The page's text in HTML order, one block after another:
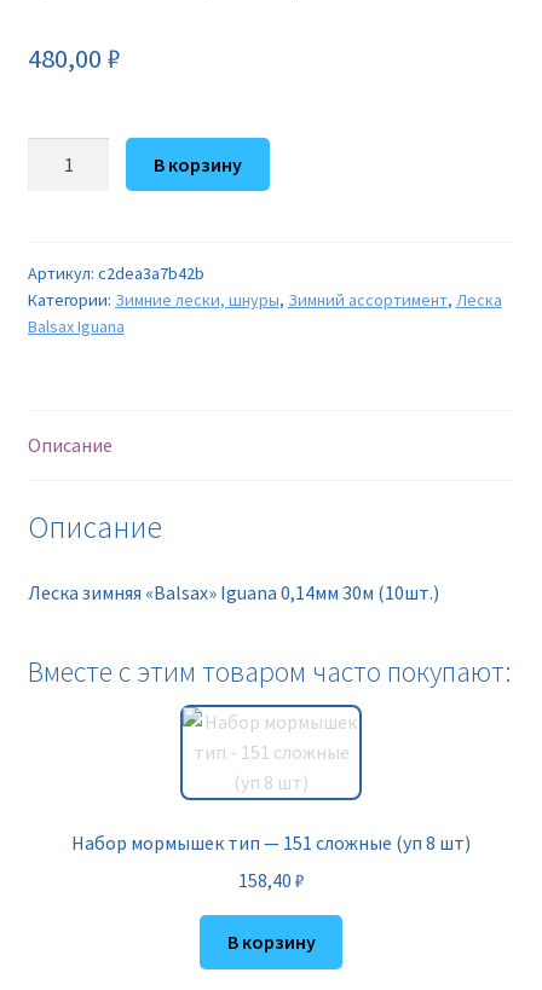
480,00 ₽
Количество
"Balsax"
Iguana
0,14мм
В корзину
Артикул: c2dea3a7b42b
Категории: Зимние лески, шнуры, Зимний ассортимент, Леска
Balsax Iguana
Описание
Описание
Леска зимняя «Balsax» Iguana 0,14мм 30м (10шт.)
Вместе с этим товаром часто покупают:
Набор мормышек тип — 151 сложные (уп 8 шт)
158,40 ₽
В корзину